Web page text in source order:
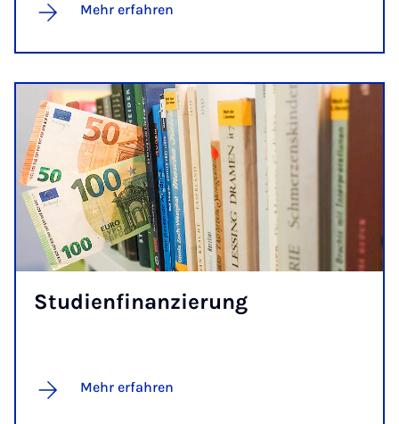
Mehr erfahren
Stu­di­en­fi­nan­zie­rung
Mehr erfahren